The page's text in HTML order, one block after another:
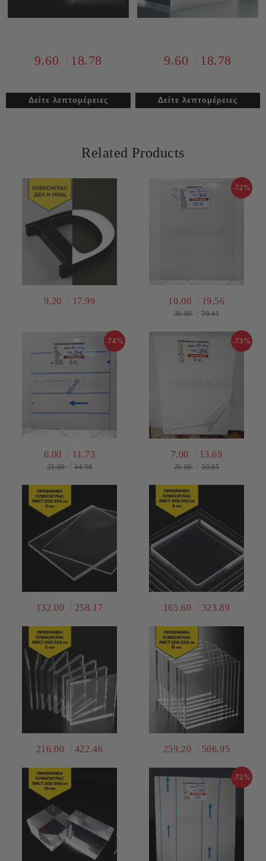
9.60 18.78
Δείτε λεπτομέρειες
9.60 18.78
Δείτε λεπτομέρειες
Related Products
9.20 17.99
-72%
10.00 19.56
36.00 70.41
-74%
6.00 11.73
23.00 44.98
-73%
7.00 13.69
26.00 50.85
132.00 258.17 165.60 323.89
216.00 422.46 259.20 506.95
-72%